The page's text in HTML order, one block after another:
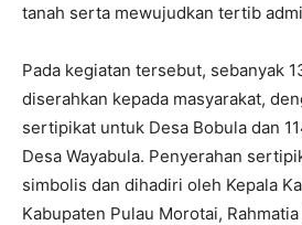
tanah serta mewujudkan tertib
‎Pada kegiatan tersebut, sebanyak
diserahkan kepada masyarakat,
sertipikat untuk Desa Bobula dan
Desa Wayabula. Penyerahan
simbolis dan dihadiri oleh Kepala
Kabupaten Pulau Morotai,